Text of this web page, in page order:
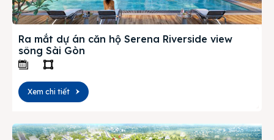
Ra mắt dự án căn hộ Serena Riverside view
sông Sài Gòn
Xem chi tiết